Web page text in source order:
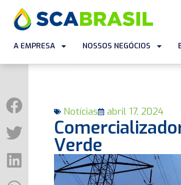
A EMPRESA NOSSOS NEGÓCIOS
Notícias abril 17, 2024
Verde